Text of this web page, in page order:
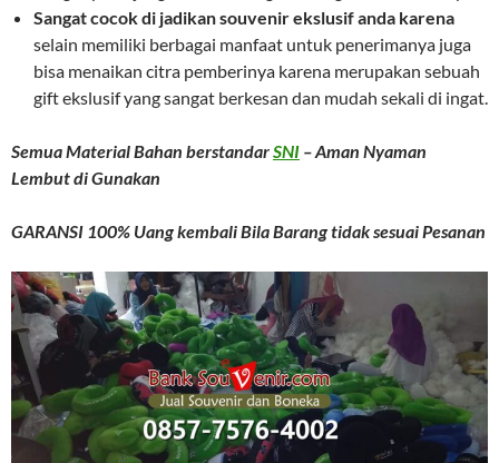
Sangat cocok di jadikan souvenir ekslusif anda karena
selain memiliki berbagai manfaat untuk penerimanya juga
bisa menaikan citra pemberinya karena merupakan sebuah
gift ekslusif yang sangat berkesan dan mudah sekali di ingat.
Semua Material Bahan berstandarSNI – Aman Nyaman
Lembut di Gunakan
GARANSI 100% Uang kembali Bila Barang tidak sesuai Pesanan